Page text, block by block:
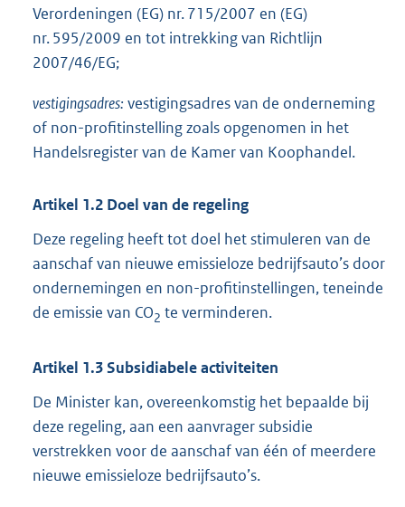
Verordeningen (EG) nr. 715/2007 en (EG)
nr. 595/2009 en tot intrekking van Richtlijn
2007/46/EG;
vestigingsadres: vestigingsadres van de onderneming
of non-profitinstelling zoals opgenomen in het
Handelsregister van de Kamer van Koophandel.
Artikel 1.2 Doel van de regeling
Deze regeling heeft tot doel het stimuleren van de
aanschaf van nieuwe emissieloze bedrijfsauto’s door
ondernemingen en non-profitinstellingen, teneinde
de emissie van CO2 te verminderen.
Artikel 1.3 Subsidiabele activiteiten
De Minister kan, overeenkomstig het bepaalde bij
deze regeling, aan een aanvrager subsidie
verstrekken voor de aanschaf van één of meerdere
nieuwe emissieloze bedrijfsauto’s.